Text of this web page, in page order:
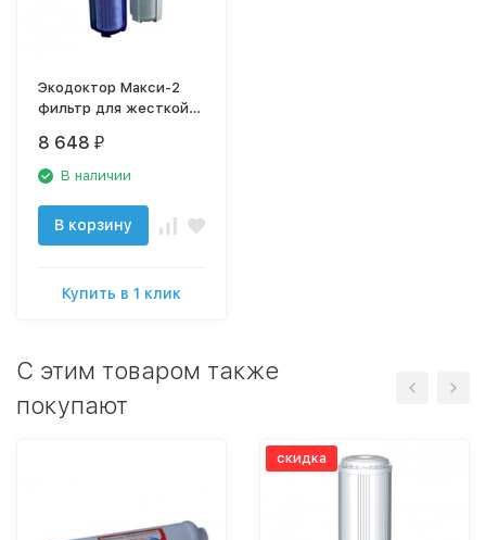
Экодоктор Макси-2
фильтр для жесткой
фильтром
8 648 ₽
В наличии
В корзину
Купить в 1 клик
C этим товаром также
покупают
скидка